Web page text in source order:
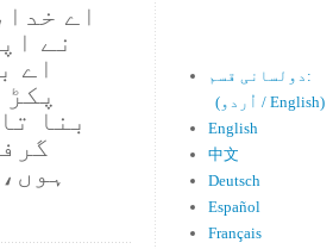
اے
نے
اے
بنا
دولسانی قسم:
(اُردو / English)
English
中文
Deutsch
Español
Français